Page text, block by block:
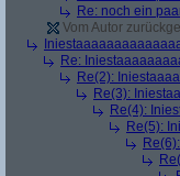
Re: noch ein
Vom Autor
Re:
Re(2):
Re(3):
Re(4):
Re(5):